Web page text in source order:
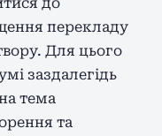
перекладу
Для цього
заздалегідь
тема
та